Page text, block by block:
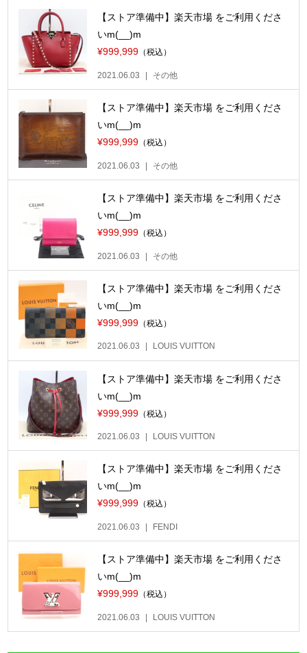
【ストア準備中】楽天市場 をご利用くださ
いm(__)m
¥999,999 （税込）
2021.06.03 その他
【ストア準備中】楽天市場 をご利用くださ
いm(__)m
¥999,999 （税込）
2021.06.03 その他
【ストア準備中】楽天市場 をご利用くださ
いm(__)m
¥999,999 （税込）
2021.06.03 その他
【ストア準備中】楽天市場 をご利用くださ
いm(__)m
¥999,999 （税込）
2021.06.03 LOUIS VUITTON
【ストア準備中】楽天市場 をご利用くださ
いm(__)m
¥999,999 （税込）
2021.06.03 LOUIS VUITTON
【ストア準備中】楽天市場 をご利用くださ
いm(__)m
¥999,999 （税込）
2021.06.03 FENDI
【ストア準備中】楽天市場 をご利用くださ
いm(__)m
¥999,999 （税込）
2021.06.03 LOUIS VUITTON